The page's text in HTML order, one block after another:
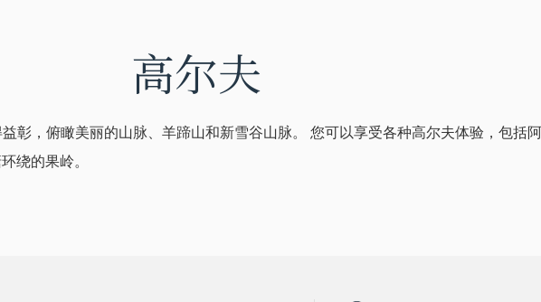
高尔夫
彰，俯瞰美丽的山脉、羊蹄山和新雪谷山脉。 您可以享受各种高尔夫体验，包括
绕的果岭。